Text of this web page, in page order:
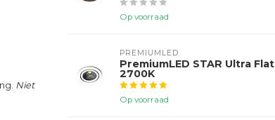
Niet
Op voorraad
PREMIUMLED
PremiumLED STAR Ultra
2700K
Op voorraad